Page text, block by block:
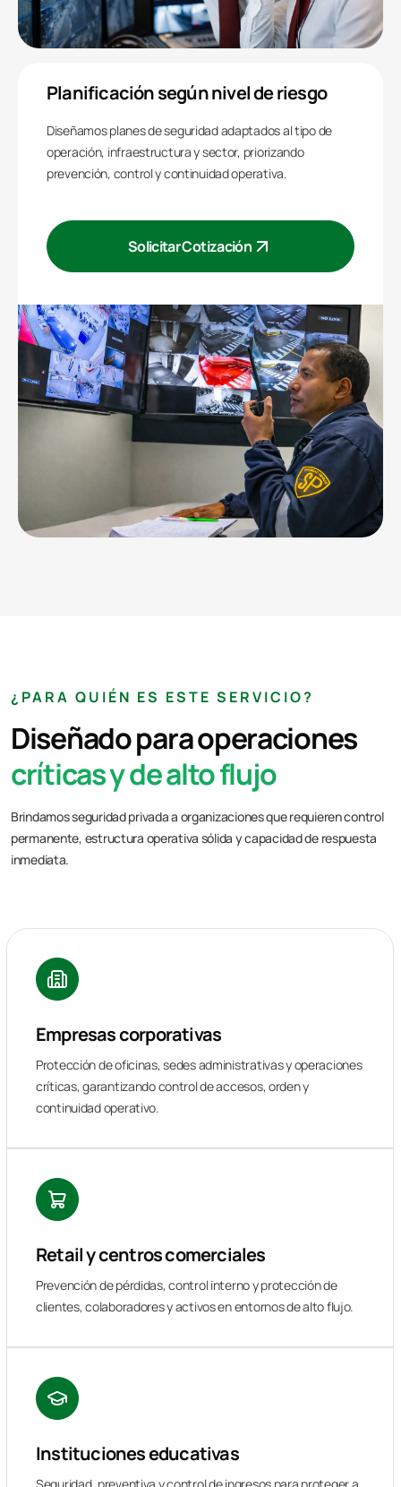
Planificación según nivel de riesgo
Diseñamos planes de seguridad adaptados al tipo de
operación, infraestructura y sector, priorizando
prevención, control y continuidad operativa.
Solicitar Cotización
¿PARA QUIÉN ES ESTE SERVICIO?
Diseñado para operaciones
críticas y de alto flujo
Brindamos seguridad privada a organizaciones que requieren control
permanente, estructura operativa sólida y capacidad de respuesta
inmediata.
Empresas corporativas
Protección de oficinas, sedes administrativas y operaciones
críticas, garantizando control de accesos, orden y
continuidad operativo.
Retail y centros comerciales
Prevención de pérdidas, control interno y protección de
clientes, colaboradores y activos en entornos de alto flujo.
Instituciones educativas